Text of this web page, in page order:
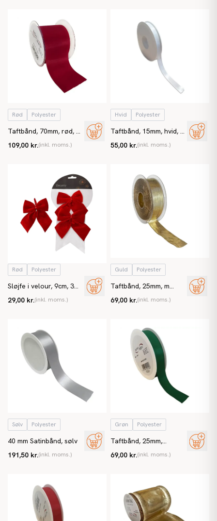
Rød Polyester
Taftbånd, 70mm, rød, m
109,00 kr.(inkl. moms.)
Hvid Polyester
Taftbånd, 15mm, hvid, m
55,00 kr.(inkl. moms.)
Rød Polyester
Sløjfe i velour, 9cm, 3
29,00 kr.(inkl. moms.)
Guld Polyester
Taftbånd, 25mm, m
69,00 kr.(inkl. moms.)
Sølv Polyester
40 mm Satinbånd, sølv
191,50 kr.(inkl. moms.)
Grøn Polyester
Taftbånd, 25mm,
69,00 kr.(inkl. moms.)